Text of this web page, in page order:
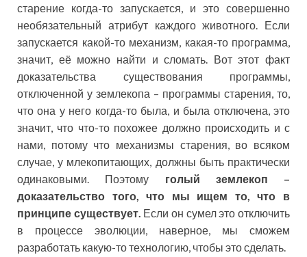
старение когда-то запускается, и это совершенно
необязательный атрибут каждого животного. Если
запускается какой-то механизм, какая-то программа,
значит, её можно найти и сломать. Вот этот факт
доказательства существования программы,
отключенной у землекопа – программы старения, то,
что она у него когда-то была, и была отключена, это
значит, что что-то похожее должно происходить и с
нами, потому что механизмы старения, во всяком
случае, у млекопитающих, должны быть практически
одинаковыми. Поэтому голый землекоп –
доказательство того, что мы ищем то, что в
принципе существует. Если он сумел это отключить
в процессе эволюции, наверное, мы сможем
разработать какую-то технологию, чтобы это сделать.